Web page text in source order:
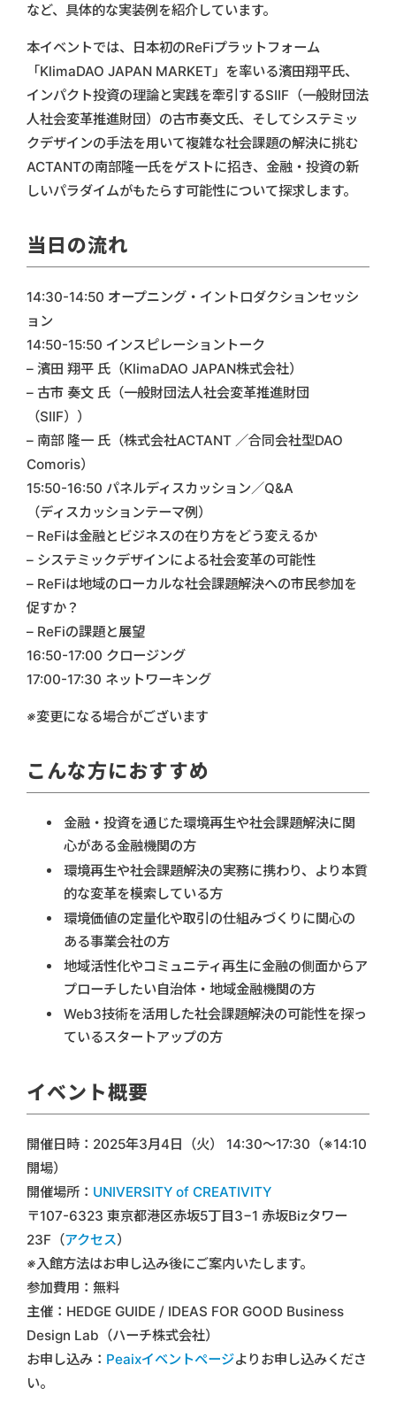
など、具体的な実装例を紹介しています。
本イベントでは、日本初のReFiプラットフォーム
「KlimaDAO JAPAN MARKET」を率いる濱田翔平氏、
インパクト投資の理論と実践を牽引するSIIF（一般財団法
人社会変革推進財団）の古市奏文氏、そしてシステミッ
クデザインの手法を用いて複雑な社会課題の解決に挑む
ACTANTの南部隆一氏をゲストに招き、金融・投資の新
しいパラダイムがもたらす可能性について探求します。
当日の流れ
14:30-14:50 オープニング・イントロダクションセッシ
ョン
14:50-15:50 インスピレーショントーク
– 濱田 翔平 氏（KlimaDAO JAPAN株式会社）
– 古市 奏文 氏（一般財団法人社会変革推進財団
（SIIF））
– 南部 隆一 氏（株式会社ACTANT ／合同会社型DAO
Comoris）
15:50-16:50 パネルディスカッション／Q&A
（ディスカッションテーマ例）
– ReFiは金融とビジネスの在り方をどう変えるか
– システミックデザインによる社会変革の可能性
– ReFiは地域のローカルな社会課題解決への市民参加を
促すか？
– ReFiの課題と展望
16:50-17:00 クロージング
17:00-17:30 ネットワーキング
※変更になる場合がございます
こんな方におすすめ
金融・投資を通じた環境再生や社会課題解決に関
心がある金融機関の方
環境再生や社会課題解決の実務に携わり、より本質
的な変革を模索している方
環境価値の定量化や取引の仕組みづくりに関心の
ある事業会社の方
地域活性化やコミュニティ再生に金融の側面からア
プローチしたい自治体・地域金融機関の方
Web3技術を活用した社会課題解決の可能性を探っ
ているスタートアップの方
イベント概要
開催日時：2025年3月4日（火） 14:30〜17:30（※14:10
開場）
開催場所： UNIVERSITY of CREATIVITY
〒107-6323 東京都港区赤坂5丁目3−1 赤坂Bizタワー
23F（アクセス）
※入館方法はお申し込み後にご案内いたします。
参加費用：無料
主催：HEDGE GUIDE / IDEAS FOR GOOD Business
Design Lab（ハーチ株式会社）
お申し込み： Peaixイベントページよりお申し込みくださ
い。